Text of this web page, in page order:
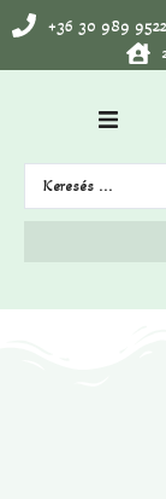
+36 30 989 9522